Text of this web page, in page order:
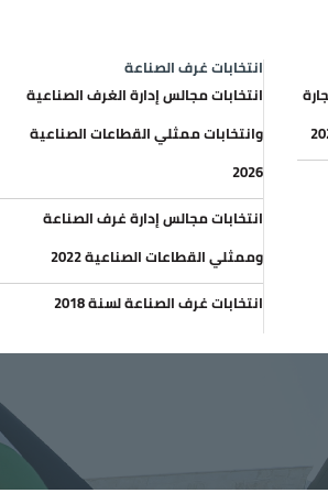
انتخابات غرف الصناعة
انتخابات مجالس إدارة الغرف الصناعية
وانتخابات ممثلي القطاعات الصناعية
2026
انتخابات مجالس إدارة غرف الصناعة
وممثلي القطاعات الصناعية 2022
انتخابات غرف الصناعة لسنة 2018